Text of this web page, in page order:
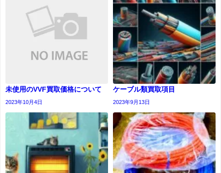
未使用のVVF買取価格について
2023年10月4日
ケーブル類買取項目
2023年9月13日